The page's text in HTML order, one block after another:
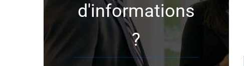
d'informations
?